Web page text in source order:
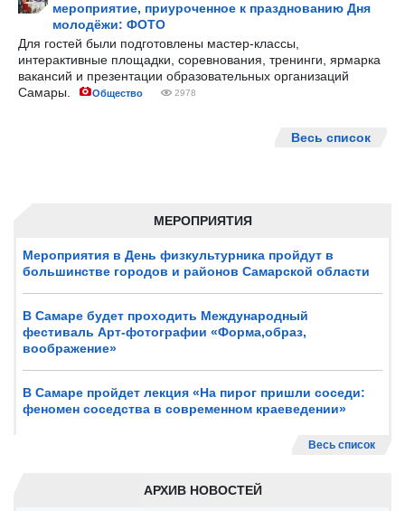
МЕРОПРИЯТИЯ
Мероприятия в День физкультурника пройдут в
большинстве городов и районов Самарской области
В Самаре будет проходить Международный
фестиваль Арт-фотографии «Форма,образ,
воображение»
В Самаре пройдет лекция «На пирог пришли соседи:
феномен соседства в современном краеведении»
Весь список
АРХИВ НОВОСТЕЙ
мероприятие, приуроченное к празднованию Дня
молодёжи: ФОТО
Для гостей были подготовлены мастер-классы,
интерактивные площадки, соревнования, тренинги, ярмарка
вакансий и презентации образовательных организаций
Самары.
Общество 2978
Весь список